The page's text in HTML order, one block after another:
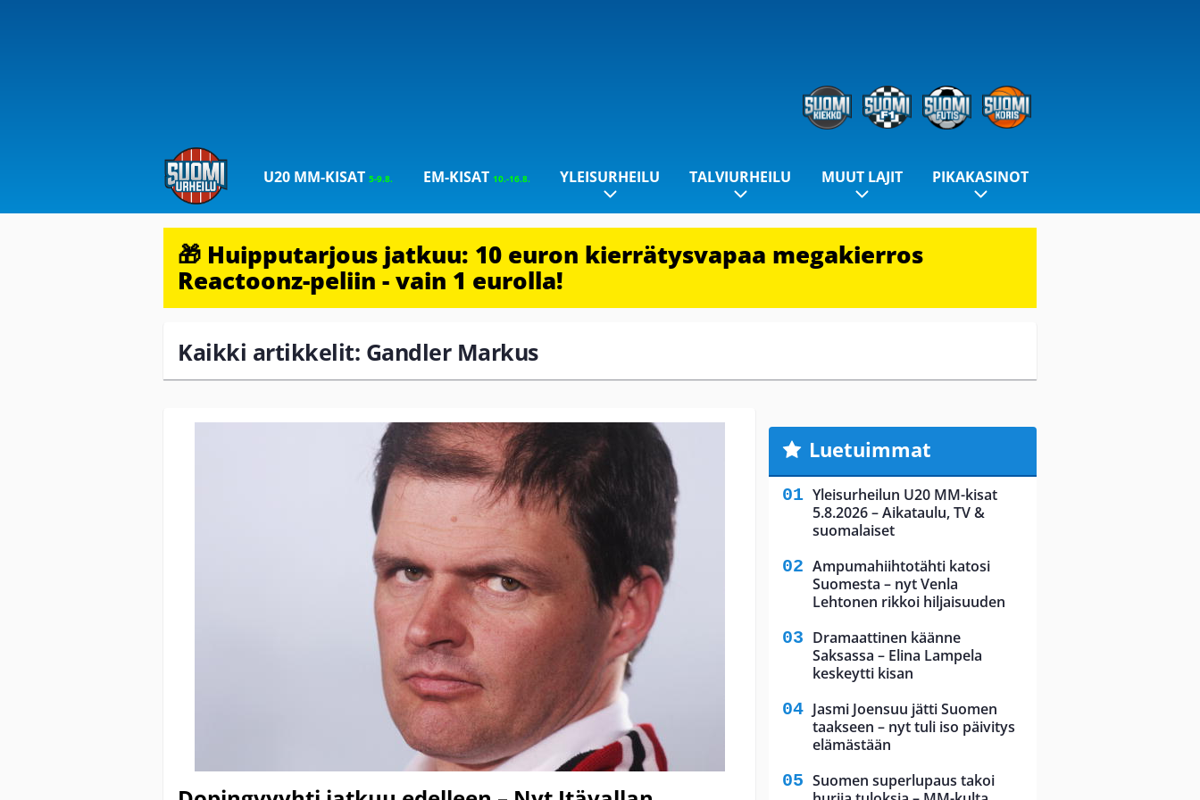
U20 MM-KISAT5-9.8. EM-KISAT 10.-16.8. YLEISURHEILU TALVIURHEILU MUUT LAJIT PIKAKASINOT
🎁 Huipputarjous jatkuu: 10 euron kierrätysvapaa megakierros
Reactoonz-peliin - vain 1 eurolla!
Kaikki artikkelit: Gandler Markus
Luetuimmat
Yleisurheilun U20 MM-kisat
5.8.2026 – Aikataulu, TV &
suomalaiset
Ampumahiihtotähti katosi
Suomesta – nyt Venla
Lehtonen rikkoi hiljaisuuden
Dramaattinen käänne
Saksassa – Elina Lampela
keskeytti kisan
Jasmi Joensuu jätti Suomen
taakseen – nyt tuli iso päivitys
elämästään
Suomen superlupaus takoi